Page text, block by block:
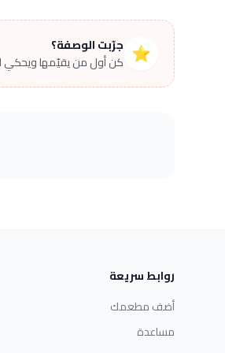
⭐ جرّبت الوصفة؟
كن أول من يقيّمها ويحكي
روابط سريعة
أضف مطعمك
مساعدة